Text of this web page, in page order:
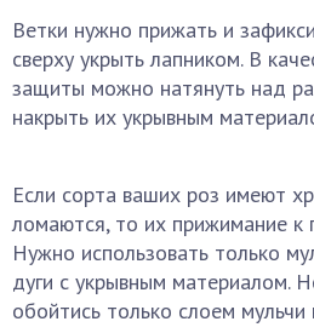
Ветки нужно прижать и
сверху укрыть лапником. В
защиты можно натянуть над
накрыть их укрывным
Если сорта ваших роз имеют
ломаются, то их прижимание к
Нужно использовать только
дуги с укрывным материалом.
обойтись только слоем